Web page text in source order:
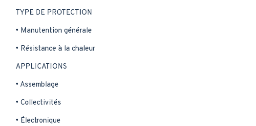
TYPE DE PROTECTION
• Manutention générale
• Résistance à la chaleur
APPLICATIONS
• Assemblage
• Collectivités
• Électronique